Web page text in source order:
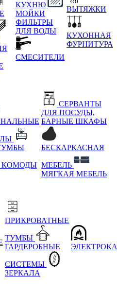
КУХНЮ
МОЙКИ
ФИЛЬТРЫ
ДЛЯ ВОДЫ
СМЕСИТЕЛИ
ВЫТЯЖКИ
КУХОННАЯ
ФУРНИТУРА
КОМОДЫ
СЕРВАНТЫ
ДЛЯ ПОСУДЫ,
БАРНЫЕ ШКАФЫ
БЕСКАРКАСНАЯ
МЕБЕЛЬ
МЯГКАЯ МЕБЕЛЬ
ПРИКРОВАТНЫЕ
ТУМБЫ
ГАРДЕРОБНЫЕ
СИСТЕМЫ
ЗЕРКАЛА